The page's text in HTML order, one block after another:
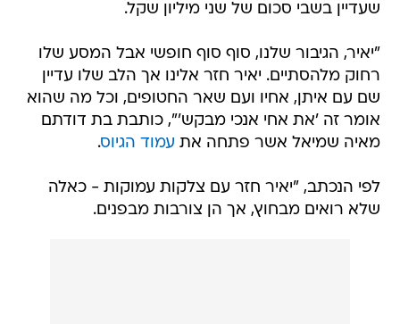
שעדיין בשבי סכום של שני מיליון שקל.
"יאיר, הגיבור שלנו, סוף סוף חופשי אבל המסע שלו
רחוק מלהסתיים. יאיר חזר אלינו אך הלב שלו עדיין
שם עם איתן, אחיו ועם שאר החטופים, וכל מה שהוא
אומר זה 'את אחי אנכי מבקש'", כותבת בת דודתם
מאיה שמיאל אשר פתחה את עמוד הגיוס.
לפי הנכתב, "יאיר חזר עם צלקות עמוקות - כאלה
שלא רואים מבחוץ, אך הן צורבות מבפנים.